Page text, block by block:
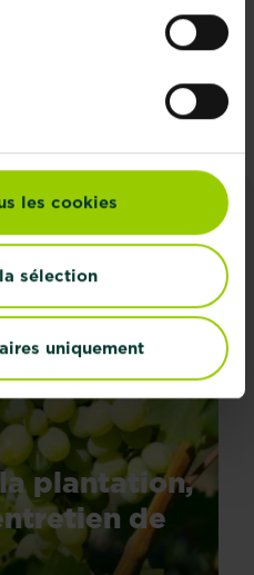
les cookies
sélection
uniquement
plantation,
de